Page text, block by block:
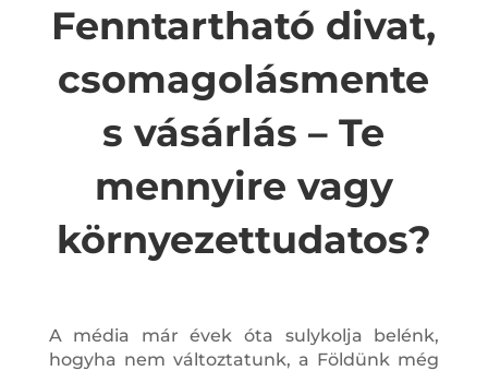
Fenntartható divat,
csomagolásmente
s vásárlás – Te
mennyire vagy
környezettudatos?
A média már évek óta sulykolja belénk,
hogyha nem változtatunk, a Földünk még